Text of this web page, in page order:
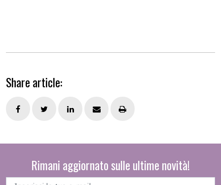
Share article:
Rimani aggiornato sulle ultime novità!